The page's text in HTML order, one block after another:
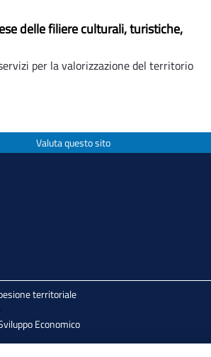
delle filiere culturali, turistiche,
per la valorizzazione del territorio
Valuta questo sito
territoriale
Economico